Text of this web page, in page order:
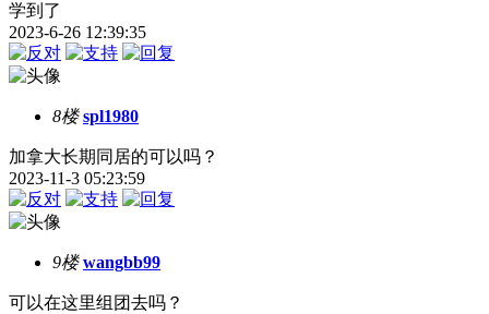
学到了
2023-6-26 12:39:35
8楼 spl1980
加拿大长期同居的可以吗？
2023-11-3 05:23:59
9楼 wangbb99
可以在这里组团去吗？